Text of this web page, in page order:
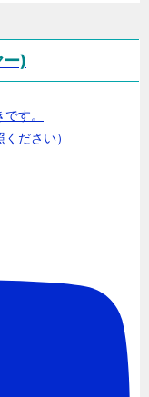
ー)
す。
ださい）